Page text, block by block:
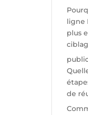
ligne
plus
de